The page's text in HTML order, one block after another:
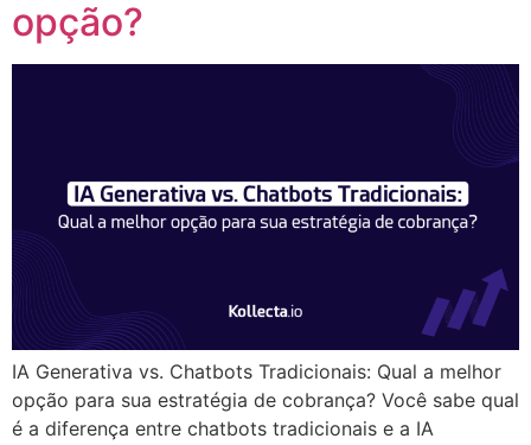
opção?
IA Generativa vs. Chatbots Tradicionais: Qual a melhor
opção para sua estratégia de cobrança? Você sabe qual
é a diferença entre chatbots tradicionais e a IA